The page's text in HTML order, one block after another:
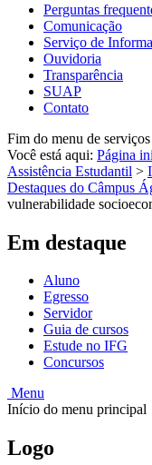
Perguntas
Comunicação
Serviço de
Ouvidoria
Transparência
SUAP
Contato
Fim do menu de serviços
Você está aqui: Página
Assistência Estudantil >
Destaques do Câmpus
vulnerabilidade
Em destaque
Aluno
Egresso
Servidor
Guia de cursos
Estude no IFG
Concursos
Menu
Início do menu principal
Logo